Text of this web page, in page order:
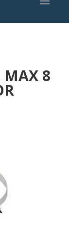
MAX 8